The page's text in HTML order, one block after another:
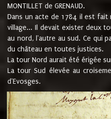
MONTILLET de GRENAUD.
Dans un acte de 1784 il est
village... Il devait exister deux
au nord, l'autre au sud. Ce qui
du château en toutes justices.
La tour Nord aurait été érigée
La tour Sud élevée au
d'Evosges.